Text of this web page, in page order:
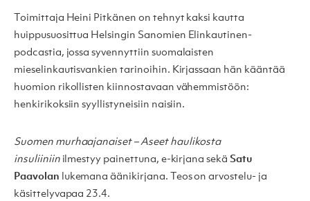
Toimittaja Heini Pitkänen on tehnyt kaksi kautta
huippusuosittua Helsingin Sanomien Elinkautinen-
podcastia, jossa syvennyttiin suomalaisten
mieselinkautisvankien tarinoihin. Kirjassaan hän kääntää
huomion rikollisten kiinnostavaan vähemmistöön:
henkirikoksiin syyllistyneisiin naisiin.
Suomen murhaajanaiset – Aseet haulikosta
insuliiniinilmestyy painettuna, e-kirjana sekä Satu
Paavolan lukemana äänikirjana. Teos on arvostelu- ja
käsittelyvapaa 23.4.